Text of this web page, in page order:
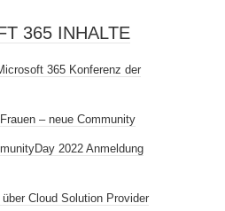
365 INHALTE
365 Konferenz der
– neue Community
2022 Anmeldung
Cloud Solution Provider